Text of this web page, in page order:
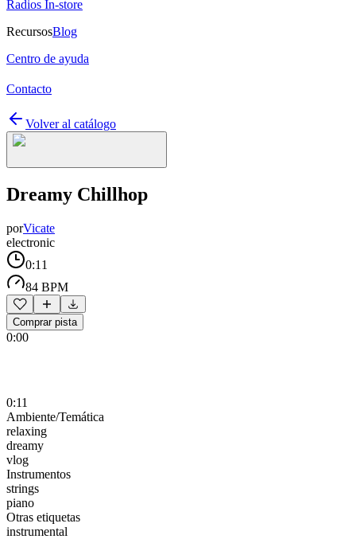
Radios In-store
RecursosBlog
Centro de ayuda
Contacto
Volver al catálogo
Dreamy Chillhop
porVicate
electronic
0:11
84 BPM
Comprar pista
0:00
0:11
Ambiente/Temática
relaxing
dreamy
vlog
Instrumentos
strings
piano
Otras etiquetas
instrumental